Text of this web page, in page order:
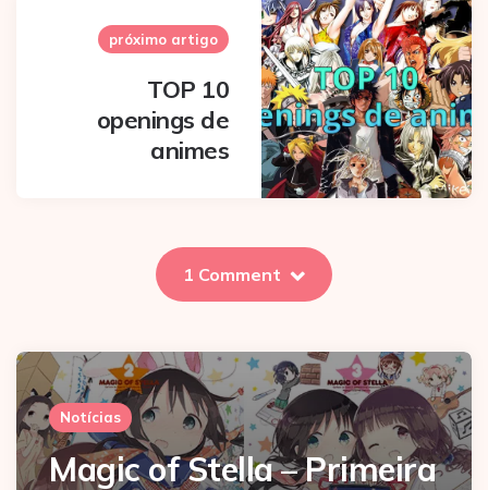
próximo artigo
TOP 10
openings de
animes
1 Comment
Notícias
Magic of Stella – Primeira